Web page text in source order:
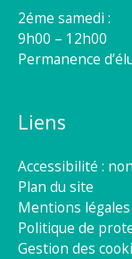
2éme samedi :
9h00 – 12h00
Permanence
Liens
Accessibilité :
Plan du site
Mentions légales
Politique de
Gestion des